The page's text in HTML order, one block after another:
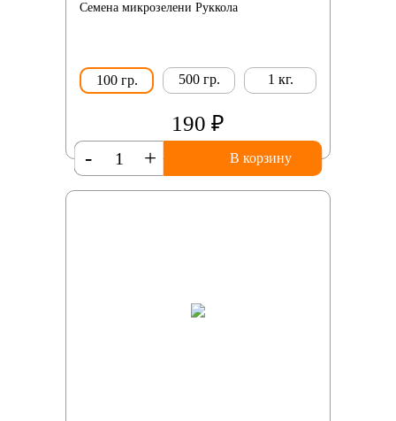
Семена микрозелени Руккола
100 гр. 500 гр. 1 кг.
190 ₽
+
- В корзину